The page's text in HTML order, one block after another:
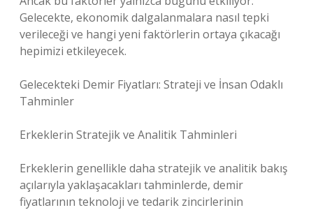
Gelecekte, ekonomik dalgalanmalara nasıl tepki
verileceği ve hangi yeni faktörlerin ortaya çıkacağı
hepimizi etkileyecek.
Gelecekteki Demir Fiyatları: Strateji ve İnsan Odaklı
Tahminler
Erkeklerin Stratejik ve Analitik Tahminleri
Erkeklerin genellikle daha stratejik ve analitik bakış
açılarıyla yaklaşacakları tahminlerde, demir
fiyatlarının teknoloji ve tedarik zincirlerinin